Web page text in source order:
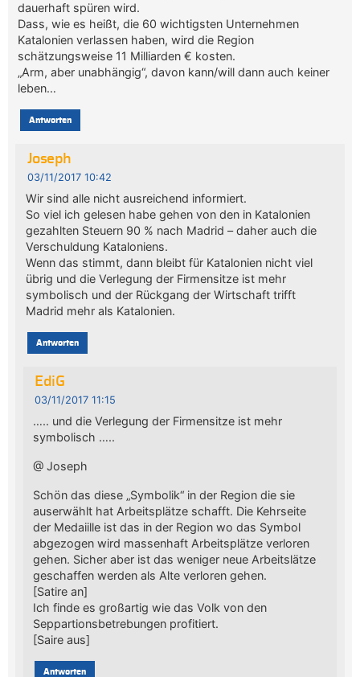
dauerhaft spüren wird.
Dass, wie es heißt, die 60 wichtigsten Unternehmen
Katalonien verlassen haben, wird die Region
schätzungsweise 11 Milliarden € kosten.
„Arm, aber unabhängig“, davon kann/will dann auch keiner
leben…
Antworten
Joseph
03/11/2017 10:42
Wir sind alle nicht ausreichend informiert.
So viel ich gelesen habe gehen von den in Katalonien
gezahlten Steuern 90 % nach Madrid – daher auch die
Verschuldung Kataloniens.
Wenn das stimmt, dann bleibt für Katalonien nicht viel
übrig und die Verlegung der Firmensitze ist mehr
symbolisch und der Rückgang der Wirtschaft trifft
Madrid mehr als Katalonien.
Antworten
EdiG
03/11/2017 11:15
….. und die Verlegung der Firmensitze ist mehr
symbolisch …..
@ Joseph
Schön das diese „Symbolik“ in der Region die sie
auserwählt hat Arbeitsplätze schafft. Die Kehrseite
der Medaiille ist das in der Region wo das Symbol
abgezogen wird massenhaft Arbeitsplätze verloren
gehen. Sicher aber ist das weniger neue Arbeitslätze
geschaffen werden als Alte verloren gehen.
[Satire an]
Ich finde es großartig wie das Volk von den
Seppartionsbetrebungen profitiert.
[Saire aus]
Antworten